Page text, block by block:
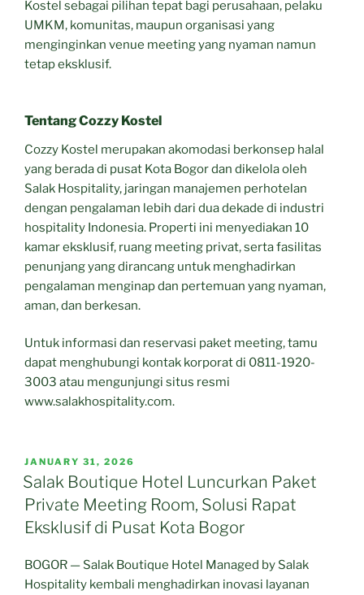
Kostel sebagai pilihan tepat bagi perusahaan, pelaku
UMKM, komunitas, maupun organisasi yang
menginginkan venue meeting yang nyaman namun
tetap eksklusif.
Tentang Cozzy Kostel
Cozzy Kostel merupakan akomodasi berkonsep halal
yang berada di pusat Kota Bogor dan dikelola oleh
Salak Hospitality, jaringan manajemen perhotelan
dengan pengalaman lebih dari dua dekade di industri
hospitality Indonesia. Properti ini menyediakan 10
kamar eksklusif, ruang meeting privat, serta fasilitas
penunjang yang dirancang untuk menghadirkan
pengalaman menginap dan pertemuan yang nyaman,
aman, dan berkesan.
Untuk informasi dan reservasi paket meeting, tamu
dapat menghubungi kontak korporat di 0811-1920-
3003 atau mengunjungi situs resmi
www.salakhospitality.com.
POSTED
ON
JANUARY 31, 2026
Salak Boutique Hotel Luncurkan Paket
Private Meeting Room, Solusi Rapat
Eksklusif di Pusat Kota Bogor
BOGOR — Salak Boutique Hotel Managed by Salak
Hospitality kembali menghadirkan inovasi layanan